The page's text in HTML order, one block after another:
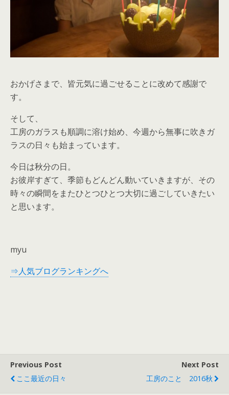
おかげさまで、皆元気に過ごせることに改めて感謝で
す。
そして、
工房のガラスも順調に溶け始め、今週から無事に吹きガ
ラスの日々も始まっています。
今日は秋分の日。
お彼岸すぎて、季節もどんどん動いていきますが、その
時々の瞬間をまたひとつひとつ大切に過ごしていきたい
と思います。
myu
⇒人気ブログランキングへ
Previous Post
ここ最近の日々
Next Post
工房のこと 2016秋